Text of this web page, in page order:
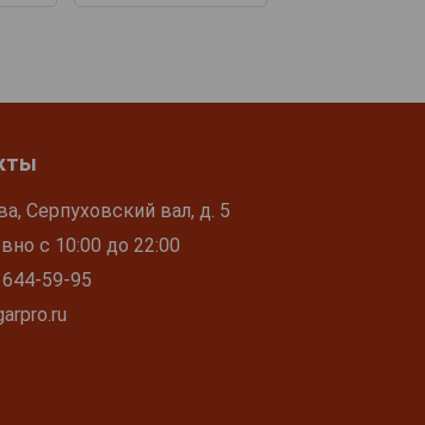
Серпуховский вал, д. 5
с 10:00 до 22:00
59-95